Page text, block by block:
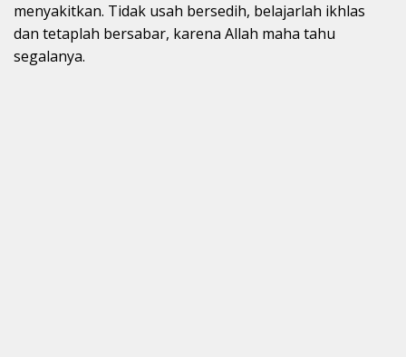
menyakitkan. Tidak usah bersedih, belajarlah ikhlas
dan tetaplah bersabar, karena Allah maha tahu
segalanya.